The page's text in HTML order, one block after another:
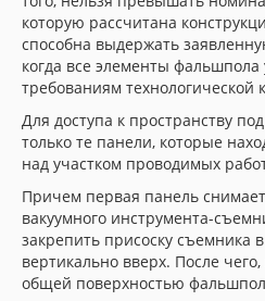
которую рассчитана
способна выдержать
когда все элементы фальшпола
требованиям технологической
Для доступа к пространству
только те панели, которые
над участком проводимых
Причем первая панель
вакуумного инструмента-
закрепить присоску съемника
вертикально вверх. После
общей поверхностью